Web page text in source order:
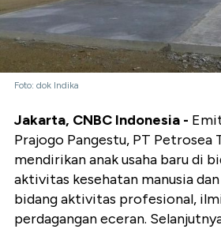
Foto: dok Indika
Jakarta, CNBC Indonesia -
Prajogo Pangestu, PT Petrosea
mendirikan anak usaha baru di
aktivitas kesehatan manusia
bidang aktivitas profesional,
perdagangan eceran.